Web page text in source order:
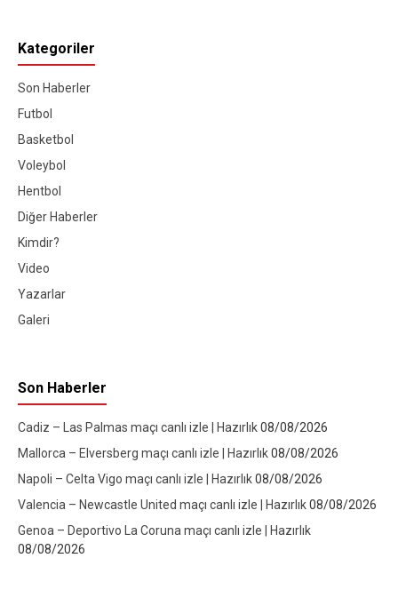
Kategoriler
Son Haberler
Futbol
Basketbol
Voleybol
Hentbol
Diğer Haberler
Kimdir?
Video
Yazarlar
Galeri
Son Haberler
Cadiz – Las Palmas maçı canlı izle | Hazırlık08/08/2026
Mallorca – Elversberg maçı canlı izle | Hazırlık08/08/2026
Napoli – Celta Vigo maçı canlı izle | Hazırlık08/08/2026
Valencia – Newcastle United maçı canlı izle | Hazırlık08/08/2026
Genoa – Deportivo La Coruna maçı canlı izle | Hazırlık
08/08/2026